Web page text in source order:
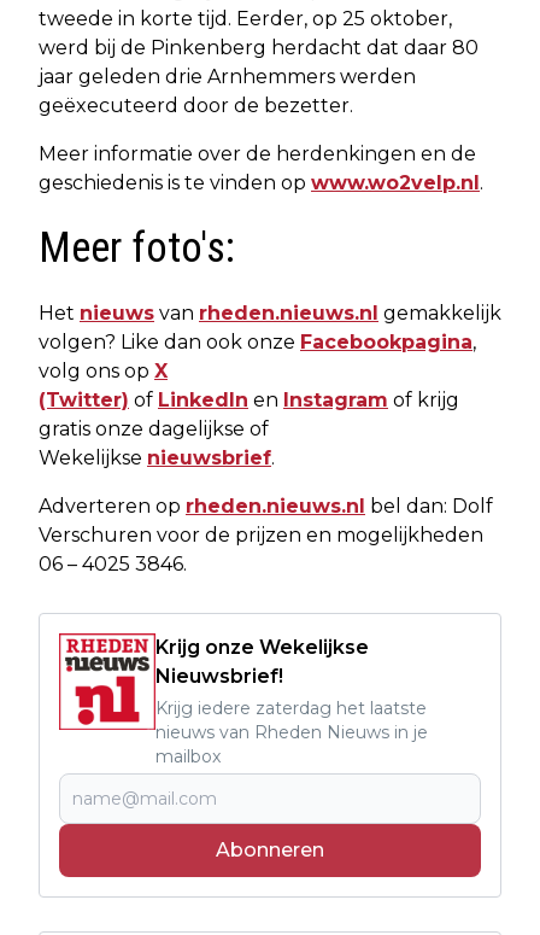
tweede in korte tijd. Eerder, op 25 oktober,
werd bij de Pinkenberg herdacht dat daar 80
jaar geleden drie Arnhemmers werden
geëxecuteerd door de bezetter.
Meer informatie over de herdenkingen en de
geschiedenis is te vinden op www.wo2velp.nl.
Meer foto's:
Het nieuws van rheden.nieuws.nl gemakkelijk
volgen? Like dan ook onze Facebookpagina,
volg ons op X
(Twitter) of LinkedIn en Instagram of krijg
gratis onze dagelijkse of
Wekelijkse nieuwsbrief.
Adverteren op rheden.nieuws.nl bel dan: Dolf
Verschuren voor de prijzen en mogelijkheden
06 – 4025 3846.
Krijg onze Wekelijkse
Nieuwsbrief!
Krijg iedere zaterdag het laatste
nieuws van Rheden Nieuws in je
mailbox
Abonneren